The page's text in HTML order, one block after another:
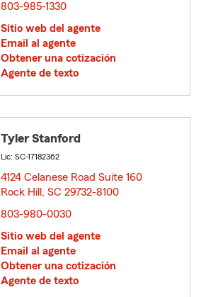
803-985-1330
Sitio web del agente
Email al agente
Obtener una cotización
Agente de texto
Tyler Stanford
Lic: SC-17182362
4124 Celanese Road Suite 160
Rock Hill, SC 29732-8100
803-980-0030
Sitio web del agente
Email al agente
Obtener una cotización
Agente de texto